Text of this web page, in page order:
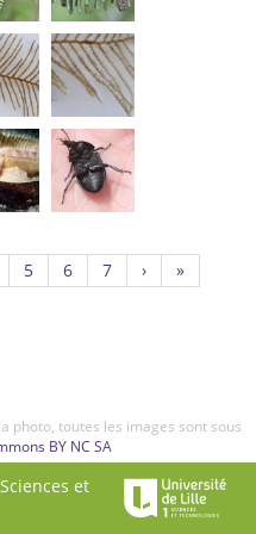
5Page
5
6Page
6
7Page
7
› »
photo, toutes les images sont sous
BY NC SA
et